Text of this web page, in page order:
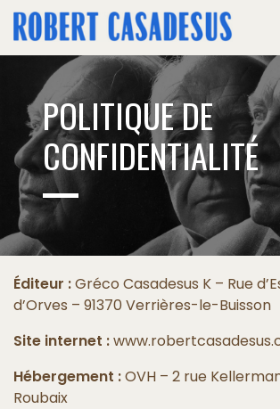
POLITIQUE DE
CONFIDENTIALITÉ
Éditeur :Gréco Casadesus K – Rue
d’Orves – 91370 Verrières-le-Buisson
Site internet :
Hébergement :OVH – 2 rue
Roubaix